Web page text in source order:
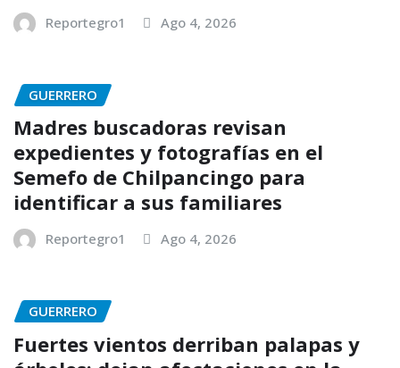
Reportegro1 Ago 4, 2026
GUERRERO
Madres buscadoras revisan
expedientes y fotografías en el
Semefo de Chilpancingo para
identificar a sus familiares
Reportegro1 Ago 4, 2026
GUERRERO
Fuertes vientos derriban palapas y